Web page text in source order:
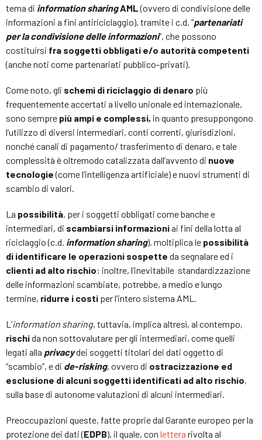
tema di information sharingAML(ovvero di condivisione delle
informazioni a fini antiriciclaggio), tramite i c.d. “partenariati
per la condivisione delle informazioni”, che possono
costituirsi fra soggetti obbligati e/o autorità competenti
(anche noti come partenariati pubblico-privati).
Come noto, gli schemi di riciclaggio di denaro più
frequentemente accertati a livello unionale ed internazionale,
sono sempre più ampi e complessi, in quanto presuppongono
l’utilizzo di diversi intermediari, conti correnti, giurisdizioni,
nonché canali di pagamento/ trasferimento di denaro, e tale
complessità è oltremodo catalizzata dall’avvento di nuove
tecnologie(come l’intelligenza artificiale) e nuovi strumenti di
scambio di valori.
La possibilità, per i soggetti obbligati come banche e
intermediari, di scambiarsi informazioniai fini della lotta al
riciclaggio (c.d. information sharing), moltiplica le possibilità
di identificare le operazioni sospette da segnalare ed i
clienti ad alto rischio: inoltre, l’inevitabile standardizzazione
delle informazioni scambiate, potrebbe, a medio e lungo
termine, ridurre i costi per l’intero sistema AML.
L’information sharing, tuttavia, implica altresì, al contempo,
rischida non sottovalutare per gli intermediari, come quelli
legati alla privacydei soggetti titolari dei dati oggetto di
“scambio”, e di de-risking, ovvero di ostracizzazione ed
esclusione di alcuni soggetti identificati ad alto rischio,
sulla base di autonome valutazioni di alcuni intermediari.
Preoccupazioni queste, fatte proprie dal Garante europeo per la
protezione dei dati (EDPB), il quale, con lettera rivolta al